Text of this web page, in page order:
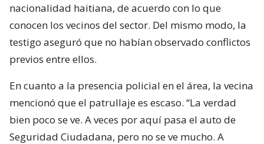
nacionalidad haitiana, de acuerdo con lo que
conocen los vecinos del sector. Del mismo modo, la
testigo aseguró que no habían observado conflictos
previos entre ellos.
En cuanto a la presencia policial en el área, la vecina
mencionó que el patrullaje es escaso. “La verdad
bien poco se ve. A veces por aquí pasa el auto de
Seguridad Ciudadana, pero no se ve mucho. A